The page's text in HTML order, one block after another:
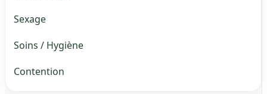
Sexage
Soins / Hygiène
Contention